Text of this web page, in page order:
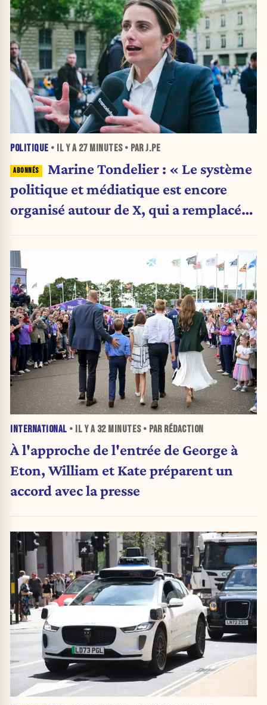
POLITIQUE • IL Y A 27 MINUTES• PAR J.PE
Marine Tondelier : « Le système
politique et médiatique est encore
organisé autour de X, qui a remplacé
INTERNATIONAL • IL Y A 32 MINUTES• PAR RÉDACTION
À l'approche de l'entrée de George à
Eton, William et Kate préparent un
accord avec la presse